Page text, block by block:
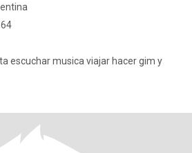
escuchar musica viajar hacer gim y